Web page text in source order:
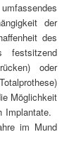
der
des
festsitzend
oder
Möglichkeit
Implantate.
im Mund